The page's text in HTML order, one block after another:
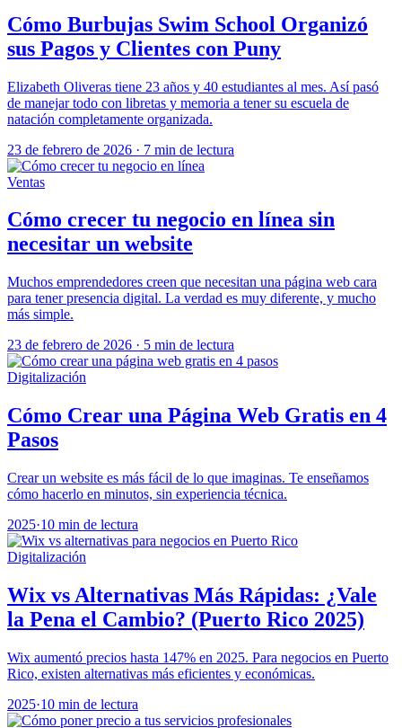
Cómo Burbujas Swim School Organizó
sus Pagos y Clientes con Puny
Elizabeth Oliveras tiene 23 años y 40 estudiantes al mes. Así pasó
de manejar todo con libretas y memoria a tener su escuela de
natación completamente organizada.
23 de febrero de 2026 · 7 min de lectura
Ventas
Cómo crecer tu negocio en línea sin
necesitar un website
Muchos emprendedores creen que necesitan una página web cara
para tener presencia digital. La verdad es muy diferente, y mucho
más simple.
23 de febrero de 2026 · 5 min de lectura
Digitalización
Cómo Crear una Página Web Gratis en 4
Pasos
Crear un website es más fácil de lo que imaginas. Te enseñamos
cómo hacerlo en minutos, sin experiencia técnica.
2025·10 min de lectura
Digitalización
Wix vs Alternativas Más Rápidas: ¿Vale
la Pena el Cambio? (Puerto Rico 2025)
Wix aumentó precios hasta 147% en 2025. Para negocios en Puerto
Rico, existen alternativas más eficientes y económicas.
2025·10 min de lectura